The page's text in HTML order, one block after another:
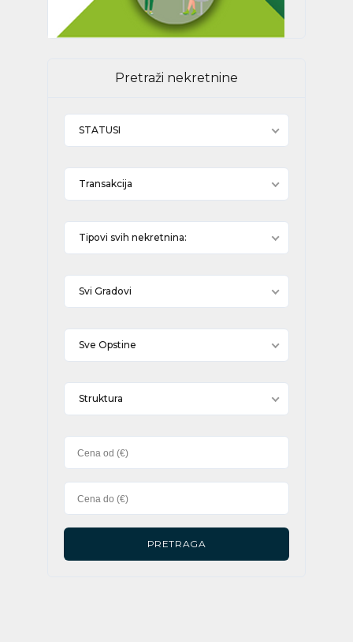
Pretraži nekretnine
STATUSI
Transakcija
Tipovi svih nekretnina:
Svi Gradovi
Sve Opstine
Struktura